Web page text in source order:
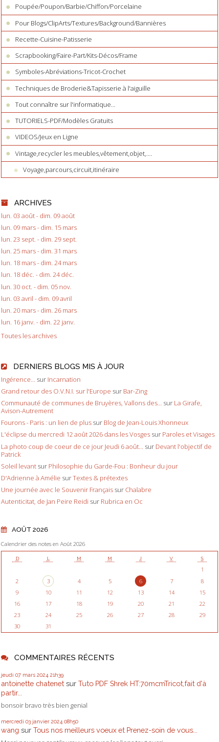
Poupée/Poupon/Barbie/Chiffon/Porcelaine
Pour Blogs/ClipArts/Textures/Background/Bannières
Recette-Cuisine-Patisserie
Scrapbooking/Faire-Part/Kits-Décos/Frame
Symboles-Abréviations-Tricot-Crochet
Techniques de Broderie&Tapisserie à l'aiguille
Tout connaître sur l'informatique...
TUTORIELS-PDF/Modèles Gratuits
VIDEOS/Jeux en Ligne
Vintage,recycler les meubles,vêtement,objet,....
Voyage,parcours,circuit,itinéraire
ARCHIVES
lun. 03 août - dim. 09 août
lun. 09 mars - dim. 15 mars
lun. 23 sept. - dim. 29 sept.
lun. 25 mars - dim. 31 mars
lun. 18 mars - dim. 24 mars
lun. 18 déc. - dim. 24 déc.
lun. 30 oct. - dim. 05 nov.
lun. 03 avril - dim. 09 avril
lun. 20 mars - dim. 26 mars
lun. 16 janv. - dim. 22 janv.
Toutes les archives
DERNIERS BLOGS MIS À JOUR
Ingérence... sur Incarnation
Grand retour des O.V.N.I. sur l'Europe sur Bar-Zing
Communauté de communes de Bruyères, Vallons des... sur La Girafe,
Avison-Autrement
Fourons - Paris : un lien de plus sur Blog de Jean-Louis Xhonneux
L'éclipse du mercredi 12 août 2026 dans les Vosges sur Paroles et Visages
La photo coup de coeur de ce jour Jeudi 6 août... sur Devant l'objectif de
Patrick
Soleil levant sur Philosophie du Garde-Fou : Bonheur du jour
D'Adrienne à Amélie surTextes & prétextes
Une journée avec le Souvenir Français sur Chalabre
Autenticitat, de Jan Peire Reidi sur Rubrica en Oc
AOÛT 2026
Calendrier des notes en Août 2026
D L M M J V S
1
2
3 4 5 6 7
8
9
10 11 12 13 14
15
16
17 18 19 20 21
22
23
24 25 26 27 28
29
30
31
COMMENTAIRES RÉCENTS
jeudi 07 mars 2024 21h39
antoinette chatenet sur Tuto PDF Shrek HT:70mcmTricot,fait d'à
partir...
bonsoir bravo très bien genial
mercredi 03 janvier 2024 08h50
wang sur Tous nos meilleurs voeux et Prenez-soin de vous...